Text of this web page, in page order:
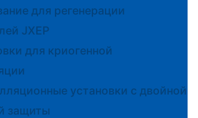
для регенерации
JXEP
для криогенной
установки с двойной
защиты